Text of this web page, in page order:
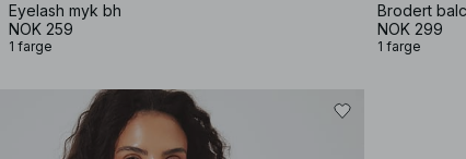
Eyelash myk bh
NOK 259
1 farge
Brodert
NOK 299
1 farge